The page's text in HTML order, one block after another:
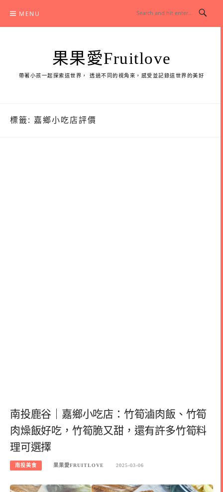
content
MENU
果果愛Fruitlove
帶著小孩一起探索這世界， 透過不同的視角來，感受並記錄這世界的美好
標籤: 嘉鄉小吃店評價
南投鹿谷｜嘉鄉小吃店：竹筍滷肉飯、竹筍
肉燥飯好吃，竹筍脆又甜，還有許多竹筍料
理可選擇
南投美食 果果愛FRUITLOVE 2025-03-06